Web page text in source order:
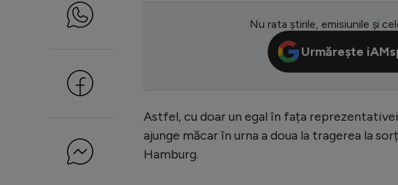
Nu rata știrile, emisiunile și
Urmărește
Astfel, cu doar un egal în fața
ajunge măcar în urna a doua la tragerea la
Hamburg.